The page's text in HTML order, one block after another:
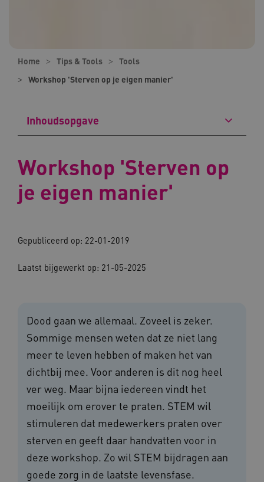
Home Tips & Tools
Tools
Workshop 'Sterven op je eigen manier'
Inhoudsopgave
Workshop 'Sterven op
je eigen manier'
Gepubliceerd op: 22-01-2019
Laatst bijgewerkt op: 21-05-2025
Dood gaan we allemaal. Zoveel is zeker.
Sommige mensen weten dat ze niet lang
meer te leven hebben of maken het van
dichtbij mee. Voor anderen is dit nog heel
ver weg. Maar bijna iedereen vindt het
moeilijk om erover te praten. STEM wil
stimuleren dat medewerkers praten over
sterven en geeft daar handvatten voor in
deze workshop. Zo wil STEM bijdragen aan
goede zorg in de laatste levensfase.